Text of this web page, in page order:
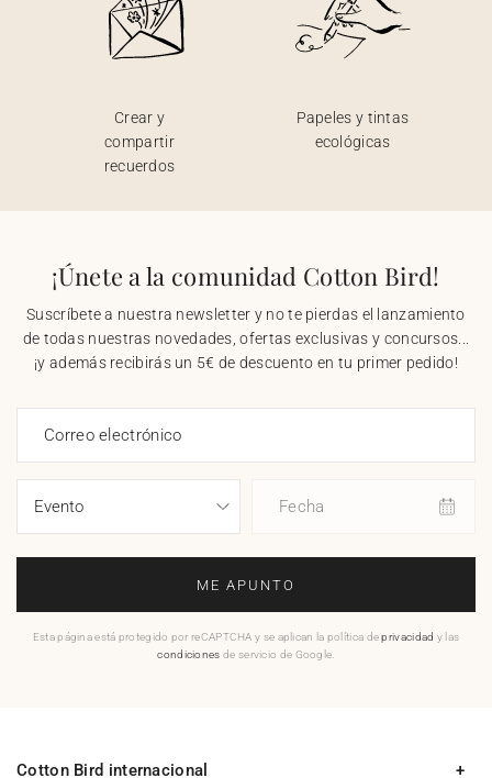
Crear y
compartir
recuerdos
Papeles y tintas
ecológicas
¡Únete a la comunidad Cotton Bird!
Suscríbete a nuestra newsletter y no te pierdas el lanzamiento
de todas nuestras novedades, ofertas exclusivas y concursos...
¡y además recibirás un 5€ de descuento en tu primer pedido!
Correo electrónico
Fecha
ME APUNTO
Esta página está protegido por reCAPTCHA y se aplican la política deprivacidad y las
condiciones de servicio de Google.
Cotton Bird internacional